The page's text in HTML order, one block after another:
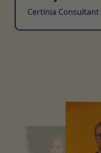
Certinia Consultant